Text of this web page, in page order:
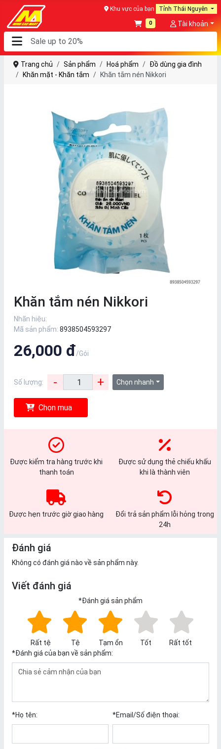
Khu vực của bạn Tỉnh Thái Nguyên
0 Tài khoản
Trang chủ Sản phẩm Hoá phẩm
Đồ dùng gia đình
Khăn mặt - Khăn tắm
Khăn tắm nén Nikkori
Khăn tắm nén Nikkori
Nhãn hiệu:
Mã sản phẩm: 8938504593297
26,000 đ/Gói
Số lượng: - + Chọn nhanh
Chọn mua
Được kiểm tra hàng trước khi
thanh toán
Được sử dụng thẻ chiếu khấu
khi là thành viên
Được hẹn trước giờ giao hàng
Đổi trả sản phẩm lỗi hỏng trong
24h
Đánh giá
Không có đánh giá nào về sản phẩm này.
Viết đánh giá
*Đánh giá sản phẩm
Rất tệ Tệ Tạm ổn Tốt
Rất tốt
*Đánh giá của bạn về sản phẩm:
*Họ tên: *Email/Số điện thoại: